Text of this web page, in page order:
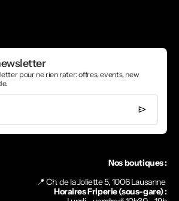
pour ne rien rater: offres, events, new
Nos boutiques :
📍 Ch. de la Joliette 5, 1006 Lausanne
Horaires Friperie (sous-gare) :